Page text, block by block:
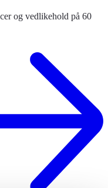
og vedlikehold på 60